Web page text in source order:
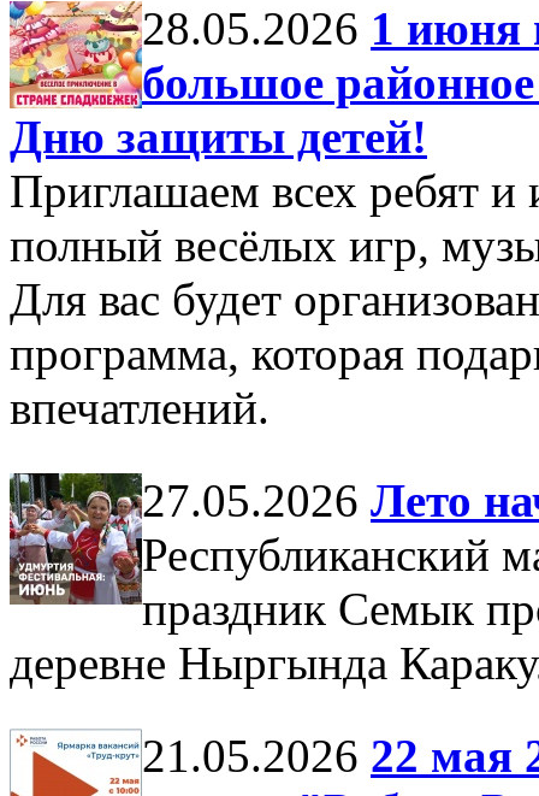
28.05.2026 1 июня
большое
Дню защиты детей!
Приглашаем всех ребят и
полный весёлых игр,
Для вас будет
программа, которая
впечатлений.
27.05.2026 Лето
Республиканский
праздник Семык
деревне Ныргында
21.05.2026 22 мая